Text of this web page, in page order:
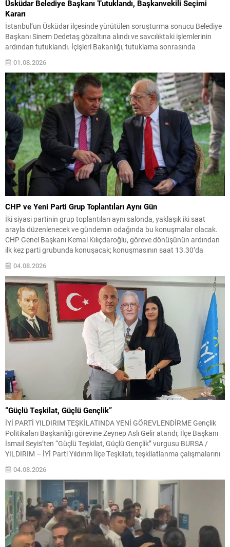
Üsküdar Belediye Başkanı Tutuklandı, Başkanvekili Seçimi
Kararı
İstanbul’un Üsküdar ilçesinde yürütülen soruşturma sonucu Belediye
Başkanı Sinem Dedetaş gözaltına alındı ve savcılıktaki işlemlerinin
ardından tutuklandı. İçişleri Bakanlığı, tutuklama sonrasında
kapsamında, ilgililere yönelik “suç işlemek amacıyla örgüt kurma,
rüşvet ve irtikap” iddiaları yer alıyor. Valilikten yapılan açıklamada,
dosyaya ilişkin işlemlerin devam ettiği bilgisi...
01.08.2026
CHP ve Yeni Parti Grup Toplantıları Aynı Gün
İki siyasi partinin grup toplantıları aynı salonda, yaklaşık iki saat
arayla düzenlenecek ve gündemin odağında bu konuşmalar olacak.
CHP Genel Başkanı Kemal Kılıçdaroğlu, göreve dönüşünün ardından
ilk kez parti grubunda konuşacak; konuşmasının saat 13.30’da
yapılması planlanıyor. Yeni Parti’nin ilk grup toplantısı ve
teşkilatlanma Yeni Parti Genel Başkanı Özgür Özel, partisinin...
04.08.2026
“Güçlü Teşkilat, Güçlü Gençlik”
İYİ PARTİ YILDIRIM TEŞKİLATINDA YENİ GÖREVLENDİRME Gençlik
Politikaları Başkanlığı görevine Zeynep Aslı Gelir atandı; İlçe Başkanı
İsmail Seyis’ten “Güçlü Teşkilat, Güçlü Gençlik” vurgusu BURSA /
YILDIRIM – İYİ Parti Yıldırım İlçe Teşkilatı, teşkilatlanma çalışmalarını
güçlendirecek yeni bir görevlendirmeyi daha hayata geçirdi. İlçe
Başkanı İsmail Seyis‘in öncülüğünde yürütülen teşkilatlanma süreci
04.08.2026